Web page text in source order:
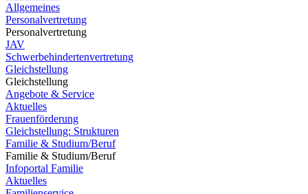
Allgemeines
Personalvertretung
Personalvertretung
JAV
Schwerbehindertenvertretung
Gleichstellung
Gleichstellung
Angebote & Service
Aktuelles
Frauenförderung
Gleichstellung: Strukturen
Familie & Studium/Beruf
Familie & Studium/Beruf
Infoportal Familie
Aktuelles